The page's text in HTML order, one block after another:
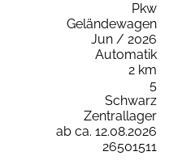
Pkw
Geländewagen
Jun / 2026
Automatik
2 km
5
Schwarz
Zentrallager
ab ca. 12.08.2026
26501511